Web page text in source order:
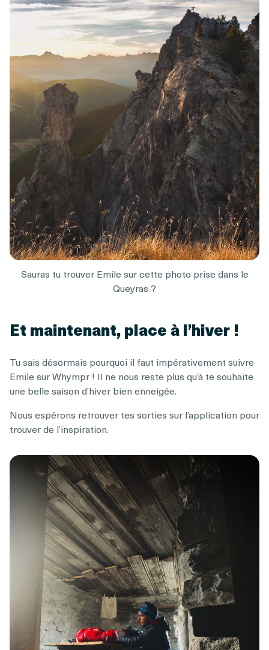
Sauras tu trouver Emile sur cette photo prise dans le
Queyras ?
Et maintenant, place à l’hiver !
Tu sais désormais pourquoi il faut impérativement suivre
Emile sur Whympr ! Il ne nous reste plus qu’à te souhaite
une belle saison d’hiver bien enneigée.
Nous espérons retrouver tes sorties sur l’application pour
trouver de l’inspiration.